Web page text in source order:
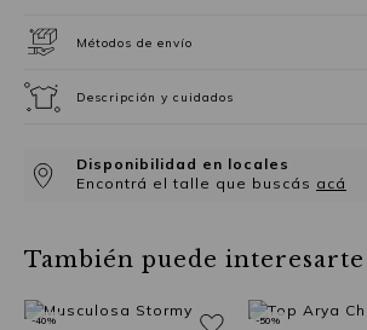
Métodos de envío
Descripción y cuidados
Disponibilidad en locales
Encontrá el talle que buscás acá
También puede interesarte
-40% -50%